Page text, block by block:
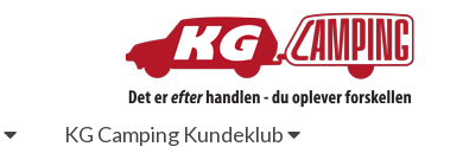
KG Camping Kundeklub